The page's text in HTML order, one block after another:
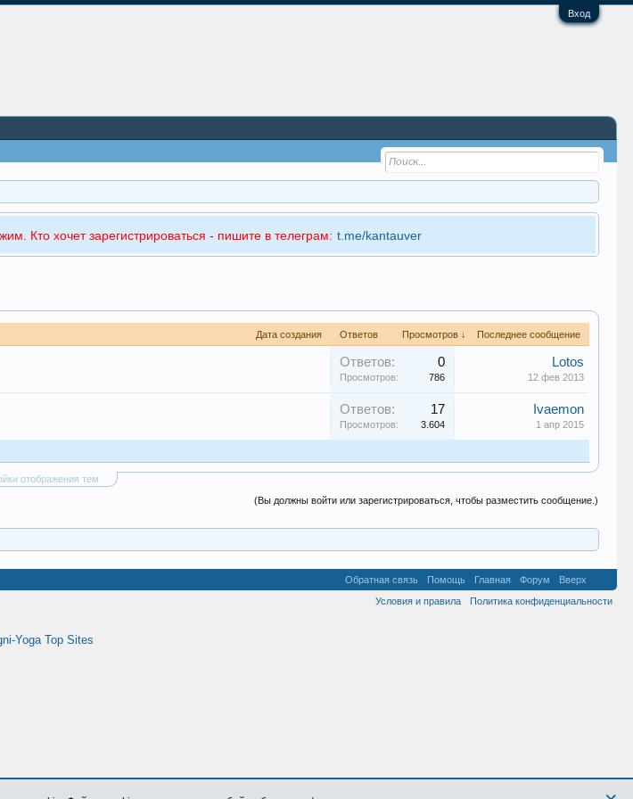
Вход
Кто хочет зарегистрироваться - пишите в телеграм: t.me/kantauver
Дата создания Ответов Просмотров ↓ Последнее сообщение
Ответов: 0
Просмотров: 786
Lotos
12 фев 2013
Ответов: 17
Просмотров: 3.604
Ivaemon
1 апр 2015
отображения тем
(Вы должны войти или зарегистрироваться, чтобы разместить сообщение.)
Обратная связь Помощь Главная Форум
Вверх
Условия и правила
Политика конфиденциальности